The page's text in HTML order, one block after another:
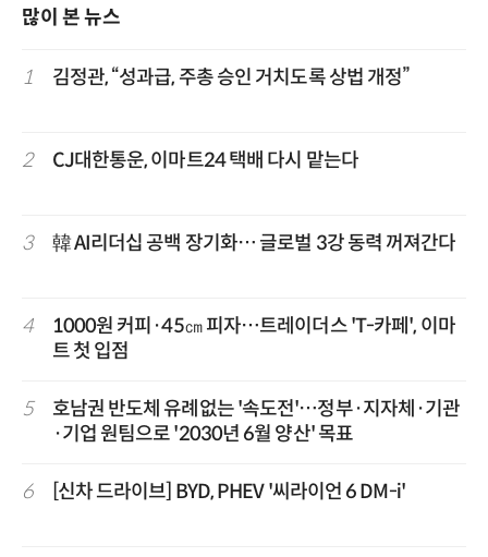
많이 본 뉴스
1 김정관, “성과급, 주총 승인 거치도록 상법 개정”
2 CJ대한통운, 이마트24 택배 다시 맡는다
3 韓 AI리더십 공백 장기화… 글로벌 3강 동력 꺼져간다
4
1000원 커피·45㎝ 피자…트레이더스 'T-카페', 이마
트 첫 입점
5
호남권 반도체 유례없는 '속도전'…정부·지자체·기관
·기업 원팀으로 '2030년 6월 양산' 목표
6 [신차 드라이브] BYD, PHEV '씨라이언 6 DM-i'